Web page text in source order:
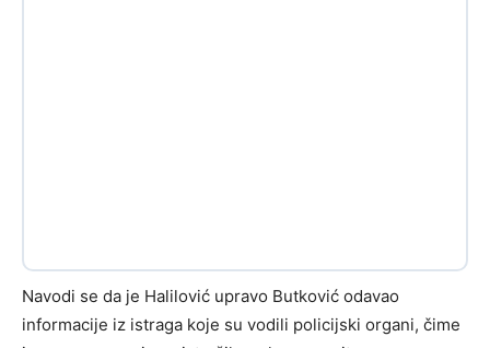
Navodi se da je Halilović upravo Butković odavao
informacije iz istraga koje su vodili policijski organi, čime